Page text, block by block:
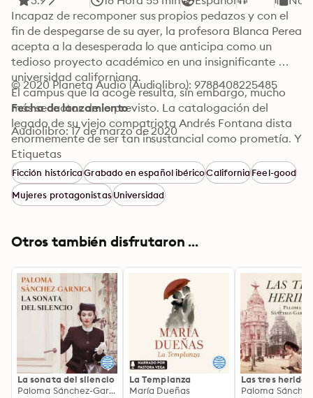
Incapaz de recomponer sus propios pedazos y con el
fin de despegarse de su ayer, la profesora Blanca Perea
acepta a la desesperada lo que anticipa como un
tedioso proyecto académico en una insignificante
universidad californiana.
El campus que la acoge resulta, sin embargo, mucho
más seductor de lo previsto. La catalogación del
legado de su viejo compatriota Andrés Fontana dista
enormemente de ser tan insustancial como prometía. Y
cuando el carismático Daniel Carter entra en su vida,
todo adquiere una nueva dimensión.
Amores cruzados, certezas a medias e intereses
silenciados que acabarán por salir a la luz. Desde los
que a pesar de la nostalgia nunca lograron regresar.
Blanca, Misión Olvido compone una narración
intrigante, emotiva e intensamente humana.
© 2020 Planeta Audio (Audiolibro): 9788408225485
Fecha de lanzamiento
Audiolibro: 17 de marzo de 2020
Etiquetas
Ficción históricaGrabado en español ibéricoCaliforniaFeel-good
Mujeres protagonistasUniversidad
Otros también disfrutaron ...
La sonata del silencio
Paloma Sánchez-Garnica
La Templanza
María Dueñas
Las tres heridas